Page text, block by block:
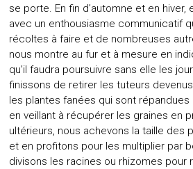
se porte. En fin d’automne et en
avec un enthousiasme communicatif
récoltes à faire et de nombreuses
nous montre au fur et à mesure en
qu’il faudra poursuivre sans elle les
finissons de retirer les tuteurs
les plantes fanées qui sont répandues
en veillant à récupérer les graines en
ultérieurs, nous achevons la taille des
et en profitons pour les multiplier par
divisons les racines ou rhizomes pour